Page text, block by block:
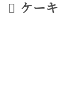
ケーキ